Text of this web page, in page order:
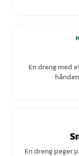
En dreng med
En dreng peger